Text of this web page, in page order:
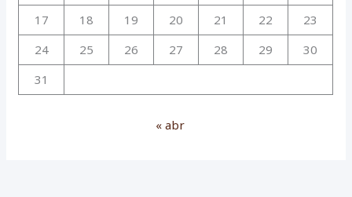
17
18 19 20 21 22
23
24
25 26 27 28 29
30
31
« abr